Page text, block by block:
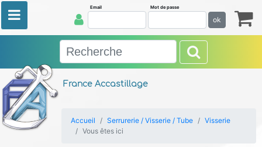
France Accastillage
Email Mot de passe
ok
Accueil Serrurerie / Visserie / Tube
Visserie
Vous êtes ici